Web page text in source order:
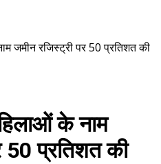
जमीन रजिस्ट्री पर 50 प्रतिशत की
के नाम
50 प्रतिशत की